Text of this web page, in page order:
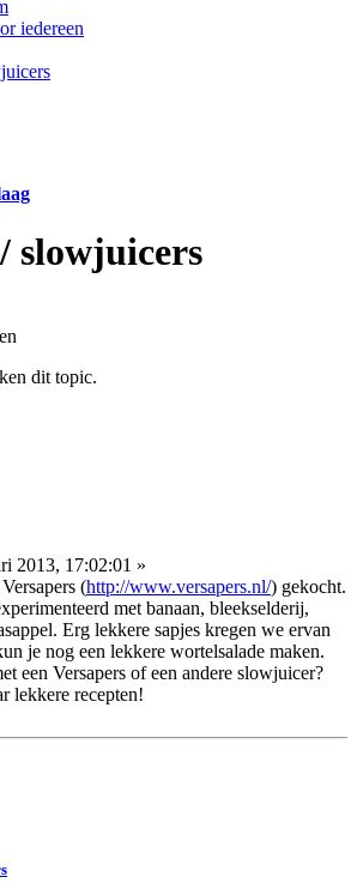
iedereen
slowjuicers
dit topic.
2013, 17:02:01 »
(http://www.versapers.nl/) gekocht.
met banaan, bleekselderij,
Erg lekkere sapjes kregen we ervan
je nog een lekkere wortelsalade maken.
een Versapers of een andere slowjuicer?
lekkere recepten!